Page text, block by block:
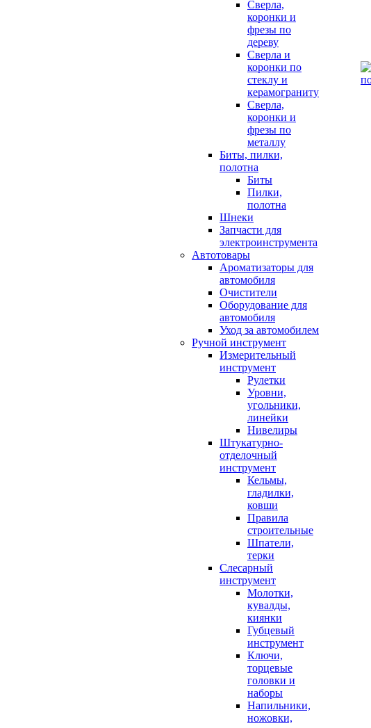
Сверла,
коронки и
фрезы по
дереву
Сверла и
коронки по
стеклу и
керамограниту
Сверла,
коронки и
фрезы по
металлу
Биты, пилки,
полотна
Биты
Пилки,
полотна
Шнеки
Запчасти для
электроинструмента
Автотовары
Ароматизаторы для
автомобиля
Очистители
Оборудование для
автомобиля
Уход за автомобилем
Ручной инструмент
Измерительный
инструмент
Рулетки
Уровни,
угольники,
линейки
Нивелиры
Штукатурно-
отделочный
инструмент
Кельмы,
гладилки,
ковши
Правила
строительные
Шпатели,
терки
Слесарный
инструмент
Молотки,
кувалды,
киянки
Губцевый
инструмент
Ключи,
торцевые
головки и
наборы
Напильники,
ножовки,